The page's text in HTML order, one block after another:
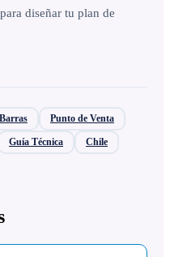
para diseñar tu plan de
Punto de Venta
Guía Técnica Chile